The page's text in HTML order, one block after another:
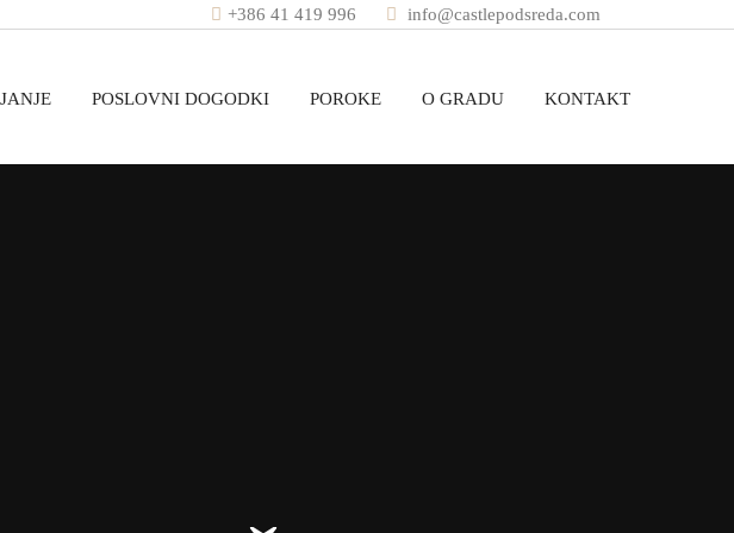
+386 41 419 996 info@castlepodsreda.com
POSLOVNI DOGODKI POROKE O GRADU KONTAKT